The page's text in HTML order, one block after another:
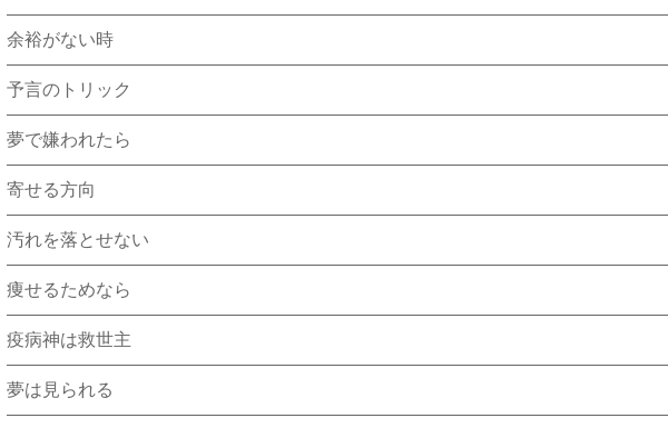
余裕がない時
予言のトリック
夢で嫌われたら
寄せる方向
汚れを落とせない
痩せるためなら
疫病神は救世主
夢は見られる